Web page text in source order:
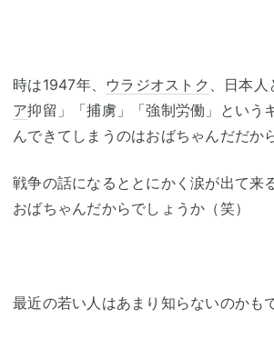
時は1947年、 ウラジオストク 、日本
ア抑留」「捕虜」「強制労働」という
んできてしまうのはおばちゃんだだか
戦争の話になるととにかく涙が出て来
おばちゃんだからでしょうか（笑）
最近の若い人はあまり知らないのかも